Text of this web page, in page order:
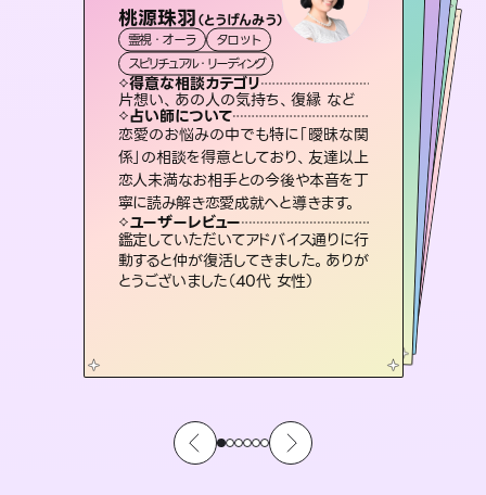
桃源珠羽（とうげんみう）
霊視・オーラ
タロット
スピリチュアル・リーディング
得意な相談カテゴリ
片想い、あの人の気持ち、復縁 など
占い師について
恋愛のお悩みの中でも特に「曖昧な関
係」の相談を得意としており、友達以上
恋人未満なお相手との今後や本音を丁
寧に読み解き恋愛成就へと導きます。
ユーザーレビュー
鑑定していただいてアドバイス通りに行
動すると仲が復活してきました。ありが
とうございました（40代 女性）
彗望（すいぼう）
霊視・オーラ 透視
スピリチュアル・リーディング
得意な相談カテゴリ
片想い、あの人の気持ち、復縁 など
占い師について
3,700年以上の歴史を持つ東洋最古の
占術「易占」で詳細まで占い、幸せへ向
かう道筋を示します。厳しい結果にも具
体的な対策をお伝えします。
ユーザーレビュー
複雑な背景もしっかり聞いて鑑定して
いただけました。気持ちが楽になりまし
た（50代 女性）
アイリス -iris-
西洋占星術 タロット
ルーン
得意な相談カテゴリ
恋愛総合、片想い、二人の未来 など
占い師について
復縁、恋愛、不倫の行方、同性愛や片
思い、仕事関係や借金問題まで知りた
いことや心の負担になっていることを
紐解き、背中をそっと押して導きます。
ユーザーレビュー
安心感のあり、言い切ってくれる所や濁
さない鑑定のおかげで、毎回自分の気
持ちを整えられます（30代 男性）
未来視師＊花
霊視・オーラ
スピリチュアル・リーディング
得意な相談カテゴリ
出逢い、片想い、復縁 など
占い師について
未来には何パターンもの選択肢があります。不安で視えにくくなっているあなたの素敵な未来を見つけ、その未来を選択できるようアドバイスします。
ユーザーレビュー
職場の人の性質や人間関係、本心など
本当によく視えていてびっくり。対策が
打てて前向きになれます（40代）
セラピスト理恵
霊視・オーラ
スピリチュアル・リーディング
得意な相談カテゴリ
片想い、二人の未来、年の差 など
占い師について
連絡再開、復縁、成就などの報告実績
多数。セラピストとして2万超の施術経
験があるからこそできる鑑定で、より良
い未来をサポートします。
ユーザーレビュー
とても心温まる鑑定でした。しかもこち
らは何も言っていないのに視えていらっ
しゃるんだなと驚きです（30代女性）
おう 霊感オラクル
霊視・オーラ
オラクルカード
得意な相談カテゴリ
恋愛総合、あの人の気持ち など
占い師について
霊視×オラクルカードを使って「今」と
「未来」そして「気になるあの人の気持
ち」まで丁寧に読み解き、恋や人生のヒ
ントを優しく引き出します。
ユーザーレビュー
不安な気持ちが嘘みたいに晴れまし
た…！よく視えていらっしゃるんだなと
感じました（40代 女性）